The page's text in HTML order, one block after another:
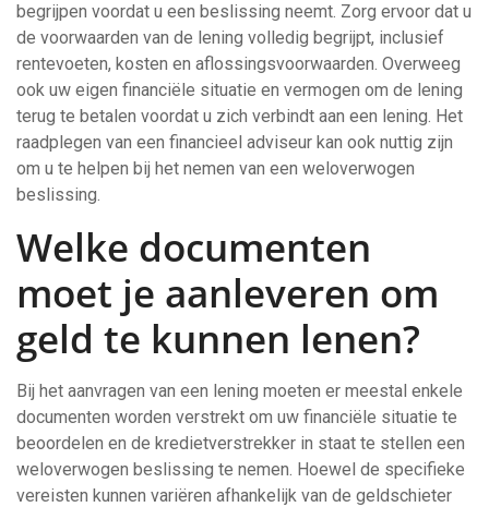
begrijpen voordat u een beslissing neemt. Zorg ervoor dat u
de voorwaarden van de lening volledig begrijpt, inclusief
rentevoeten, kosten en aflossingsvoorwaarden. Overweeg
ook uw eigen financiële situatie en vermogen om de lening
terug te betalen voordat u zich verbindt aan een lening. Het
raadplegen van een financieel adviseur kan ook nuttig zijn
om u te helpen bij het nemen van een weloverwogen
beslissing.
Welke documenten
moet je aanleveren om
geld te kunnen lenen?
Bij het aanvragen van een lening moeten er meestal enkele
documenten worden verstrekt om uw financiële situatie te
beoordelen en de kredietverstrekker in staat te stellen een
weloverwogen beslissing te nemen. Hoewel de specifieke
vereisten kunnen variëren afhankelijk van de geldschieter